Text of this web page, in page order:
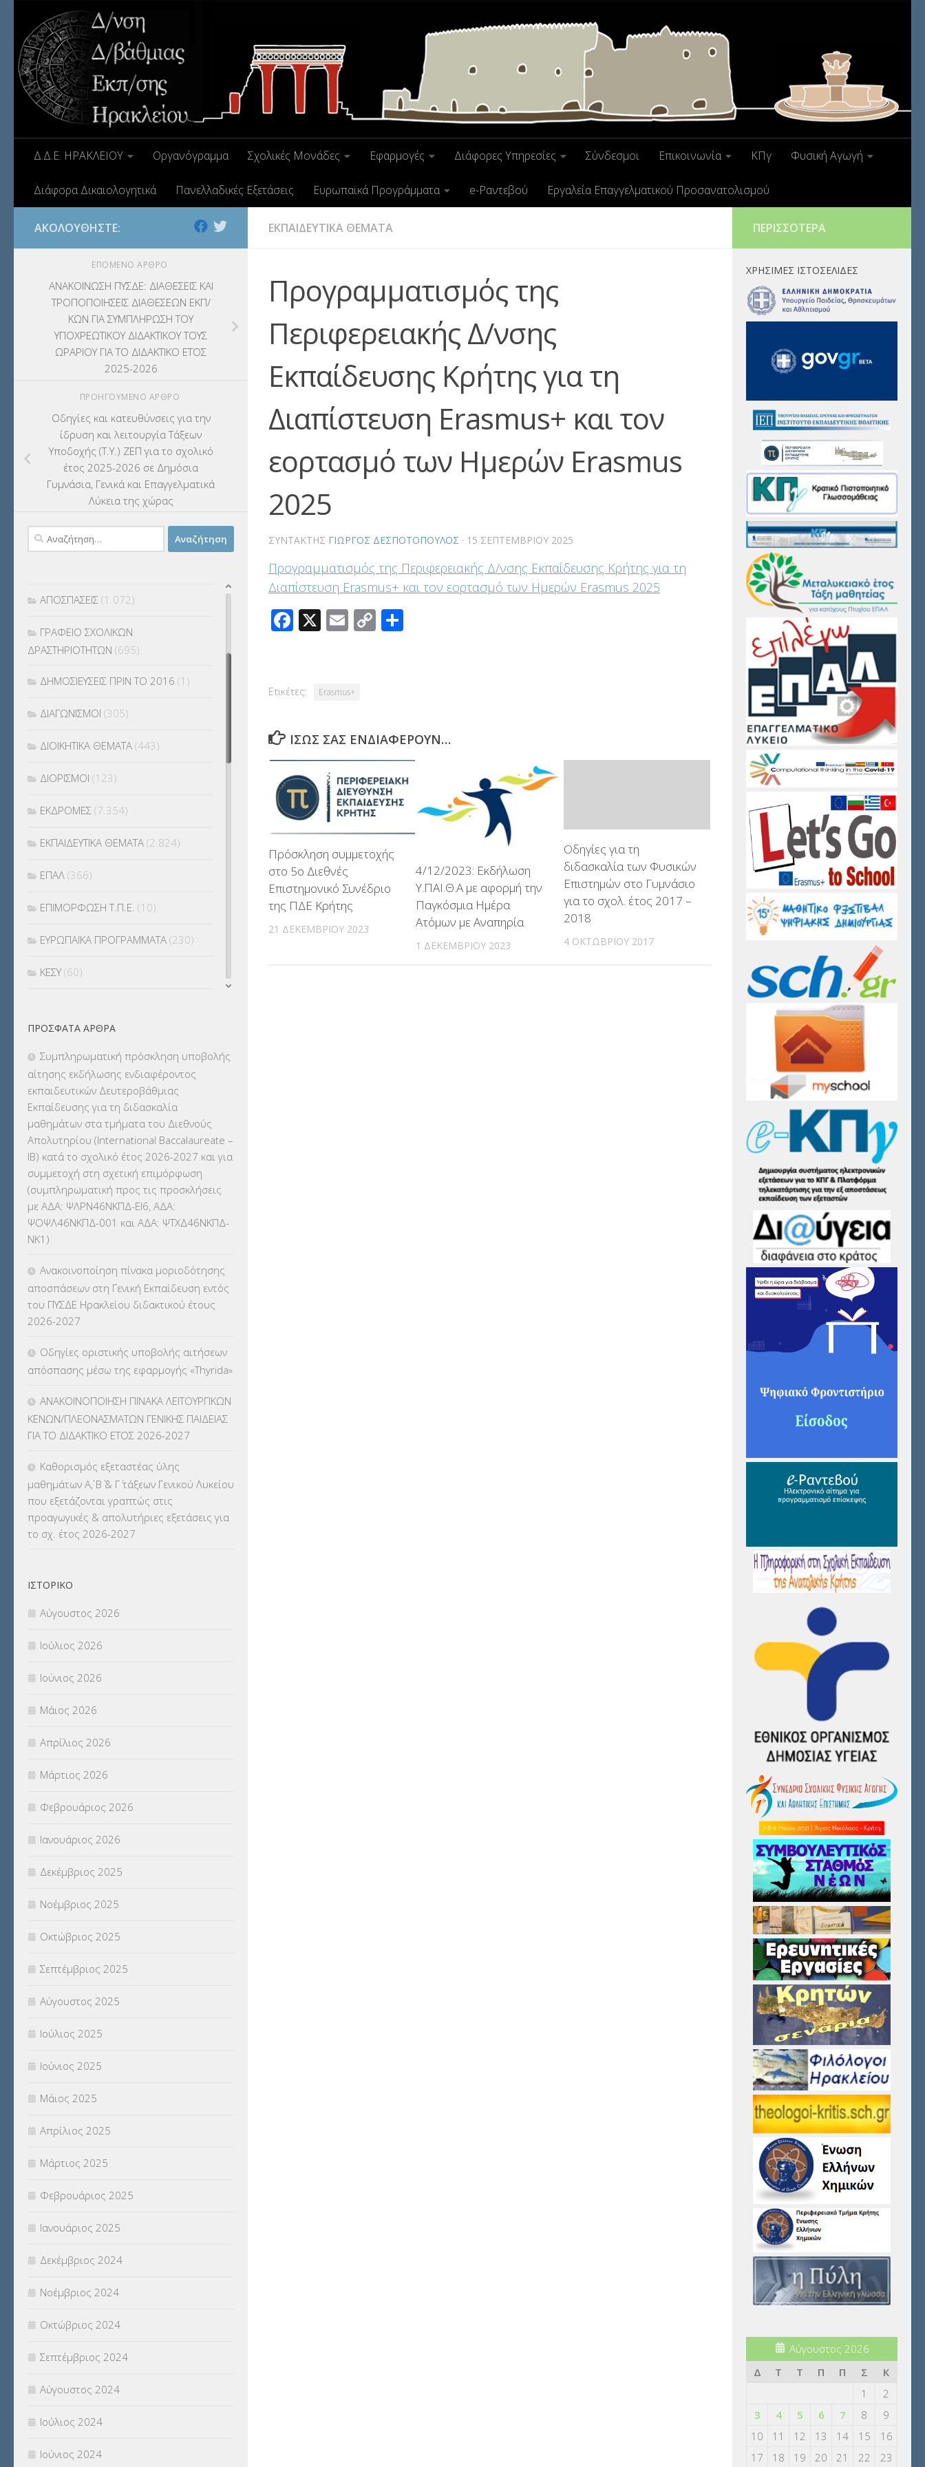
Δ.Δ.Ε. ΗΡΑΚΛΕΙΟΥ Οργανόγραμμα Σχολικές Μονάδες Εφαρμογές Διάφορες Υπηρεσίες Σύνδεσμοι Επικοινωνία ΚΠγ Φυσική Αγωγή
Διάφορα Δικαιολογητικά Πανελλαδικές Εξετάσεις Ευρωπαϊκά Προγράμματα e-Ραντεβού Εργαλεία Επαγγελματικού Προσανατολισμού
ΕΚΠΑΙΔΕΥΤΙΚΑ ΘΕΜΑΤΑ
Προγραμματισμός της
Περιφερειακής Δ/νσης
Εκπαίδευσης Κρήτης για τη
Διαπίστευση Erasmus+ και τον
εορτασμό των Ημερών Erasmus
2025
ΣΥΝΤΆΚΤΗΣ ΓΙΏΡΓΟΣ ΔΕΣΠΟΤΌΠΟΥΛΟΣ · 15 ΣΕΠΤΕΜΒΡΊΟΥ 2025
Προγραμματισμός της Περιφερειακής Δ/νσης Εκπαίδευσης Κρήτης για τη
Διαπίστευση Erasmus+ και τον εορτασμό των Ημερών Erasmus 2025
Facebook
X Email
Copy
Ετικέτες: Erasmus+
ΊΣΩΣ ΣΑΣ ΕΝΔΙΑΦΈΡΟΥΝ…
Πρόσκληση συμμετοχής
στο 5ο Διεθνές
Επιστημονικό Συνέδριο
της ΠΔΕ Κρήτης
21 ΔΕΚΕΜΒΡΊΟΥ 2023
4/12/2023: Εκδήλωση
Υ.ΠΑΙ.Θ.Α με αφορμή την
Παγκόσμια Ημέρα
Ατόμων με Αναπηρία
1 ΔΕΚΕΜΒΡΊΟΥ 2023
Οδηγίες για τη
διδασκαλία των Φυσικών
Επιστημών στο Γυμνάσιο
για το σχολ. έτος 2017 –
2018
4 ΟΚΤΩΒΡΊΟΥ 2017
ΑΚΟΛΟΥΘΉΣΤΕ:
ΕΠΌΜΕΝΟ ΆΡΘΡΟ
ΑΝΑΚΟΙΝΩΣΗ ΠΥΣΔΕ: ΔΙΑΘΕΣΕΙΣ ΚΑΙ
ΤΡΟΠΟΠΟΙΗΣΕΙΣ ΔΙΑΘΕΣΕΩΝ ΕΚΠ/
ΚΩΝ ΓΙΑ ΣΥΜΠΛΗΡΩΣΗ ΤΟΥ
ΥΠΟΧΡΕΩΤΙΚΟΥ ΔΙΔΑΚΤΙΚΟΥ ΤΟΥΣ
ΩΡΑΡΙΟΥ ΓΙΑ ΤΟ ΔΙΔΑΚΤΙΚΟ ΕΤΟΣ
2025-2026
ΠΡΟΗΓΟΎΜΕΝΟ ΆΡΘΡΟ
Οδηγίες και κατευθύνσεις για την
ίδρυση και λειτουργία Τάξεων
Υποδοχής (Τ.Υ.) ΖΕΠ για το σχολικό
έτος 2025-2026 σε Δημόσια
Γυμνάσια, Γενικά και Επαγγελματικά
Λύκεια της χώρας
Αναζήτηση
για:
ΑΔΕΙΕΣ ΔΙΔΑΣΚΑΛΙΑΣ – ΙΔΙΩΤΙΚΗ
ΕΚΠΑΙΔΕΥΣΗ – ΦΡΟΝΤΙΣΤΗΡΙΑ – ΚΕΝΤΡΑ
ΞΕΝΩΝ ΓΛΩΣΣΩΝ(5)
ΑΝΑΚΟΙΝΩΣΕΙΣ ΠΥΣΔΕ(431)
ΕΚΠΑΙΔΕΥΣΗΣ(1.564)
ΑΠΟΣΠΑΣΕΙΣ (1.072)
ΓΡΑΦΕΙΟ ΣΧΟΛΙΚΩΝ
ΔΡΑΣΤΗΡΙΟΤΗΤΩΝ (695)
ΔΗΜΟΣΙΕΥΣΕΙΣ ΠΡΙΝ ΤΟ 2016 (1)
ΔΙΑΓΩΝΙΣΜΟΙ (305)
ΔΙΟΙΚΗΤΙΚΑ ΘΕΜΑΤΑ (443)
ΔΙΟΡΙΣΜΟΙ (123)
ΕΚΔΡΟΜΕΣ (7.354)
ΕΚΠΑΙΔΕΥΤΙΚΑ ΘΕΜΑΤΑ (2.824)
ΕΠΑΛ (366)
ΕΠΙΜΟΡΦΩΣΗ Τ.Π.Ε. (10)
ΕΥΡΩΠΑΪΚΑ ΠΡΟΓΡΑΜΜΑΤΑ (230)
ΚΕΣΥ(60)
ΓΛΩΣΣΟΜΑΘΕΙΑΣ(135)
ΚΠπ- ΚΡΑΤΙΚΟ ΠΙΣΤΟΠΟΙΗΤΙΚΟ
ΠΛΗΡΟΦΟΡΙΚΗΣ(12)
ΛΟΙΠΑ (309)
ΜΑΘΗΤΕΙΑ(275)
ΜΕΤΑΘΕΣΕΙΣ-ΤΟΠΟΘΕΤΗΣΕΙΣ
ΒΕΛΤΙΩΣΕΙΣ(319)
ΜΕΤΑΤΑΞΕΙΣ
ΜΕΤΑΦΟΡΑ ΜΑΘΗΤΩΝ (3)
ΝΟΜΟΘΕΣΙΑ(66)
ΟΙΚΟΝΟΜΙΚΑ ΘΕΜΑΤΑ (73)
Π.Ε.Κ. ΗΡΑΚΛΕΙΟΥ (12)
ΠΡΟΚΗΡΥΞΕΙΣ(18)
ΣΕΜΙΝΑΡΙΑ – ΗΜΕΡΙΔΕΣ(495)
ΣΕΠ(50)
ΣΤΕΛΕΧΗ (360)
(18)
ΣΥΝΤΑΞΕΙΣ(12)
ΣΧΟΛΙΚΟΙ ΣΥΜΒΟΥΛΟΙ
ΥΠΕΡΑΡΙΘΜΟΙ
ΥΠΟΤΡΟΦΙΕΣ
ΦΥΣΙΚΗ ΑΓΩΓΗ(692)
Χωρίς κατηγορία
ΠΡΌΣΦΑΤΑ ΆΡΘΡΑ
Συμπληρωματική πρόσκληση υποβολής
αίτησης εκδήλωσης ενδιαφέροντος
εκπαιδευτικών Δευτεροβάθμιας
Εκπαίδευσης για τη διδασκαλία
μαθημάτων στα τμήματα του Διεθνούς
Απολυτηρίου (International Baccalaureate –
IB) κατά το σχολικό έτος 2026-2027 και για
συμμετοχή στη σχετική επιμόρφωση
(συμπληρωματική προς τις προσκλήσεις
με ΑΔΑ: ΨΛΡΝ46ΝΚΠΔ-ΕΙ6, ΑΔΑ:
ΨΟΨΛ46ΝΚΠΔ-001 και ΑΔΑ: ΨΤΧΔ46ΝΚΠΔ-
ΝΚ1)
Ανακοινοποίηση πίνακα μοριοδότησης
αποσπάσεων στη Γενική Εκπαίδευση εντός
του ΠΥΣΔΕ Ηρακλείου διδακτικού έτους
2026-2027
Οδηγίες οριστικής υποβολής αιτήσεων
απόσπασης μέσω της εφαρμογής «Thyrida»
ΑΝΑΚΟΙΝΟΠΟΙΗΣΗ ΠΙΝΑΚΑ ΛΕΙΤΟΥΡΓΙΚΩΝ
ΚΕΝΩΝ/ΠΛΕΟΝΑΣΜΑΤΩΝ ΓΕΝΙΚΗΣ ΠΑΙΔΕΙΑΣ
ΓΙΑ ΤΟ ΔΙΔΑΚΤΙΚΟ ΕΤΟΣ 2026-2027
Καθορισμός εξεταστέας ύλης
μαθημάτων Α΄, Β΄ & Γ΄ τάξεων Γενικού Λυκείου
που εξετάζονται γραπτώς στις
προαγωγικές & απολυτήριες εξετάσεις για
το σχ. έτος 2026-2027
ΙΣΤΟΡΙΚΌ
Αύγουστος 2026
Ιούλιος 2026
Ιούνιος 2026
Μάιος 2026
Απρίλιος 2026
Μάρτιος 2026
Φεβρουάριος 2026
Ιανουάριος 2026
Δεκέμβριος 2025
Νοέμβριος 2025
Οκτώβριος 2025
Σεπτέμβριος 2025
Αύγουστος 2025
Ιούλιος 2025
Ιούνιος 2025
Μάιος 2025
Απρίλιος 2025
Μάρτιος 2025
Φεβρουάριος 2025
Ιανουάριος 2025
Δεκέμβριος 2024
Νοέμβριος 2024
Οκτώβριος 2024
Σεπτέμβριος 2024
Αύγουστος 2024
Ιούλιος 2024
Ιούνιος 2024
ΠΕΡΙΣΣΌΤΕΡΑ
ΧΡΉΣΙΜΕΣ ΙΣΤΟΣΕΛΊΔΕΣ
Αύγουστος 2026
Δ
Τ Τ Π Π Σ
Κ
1
2
3
4 5 6 7 8
9
10
11 12 13 14 15
16
17
18 19 20 21 22 23